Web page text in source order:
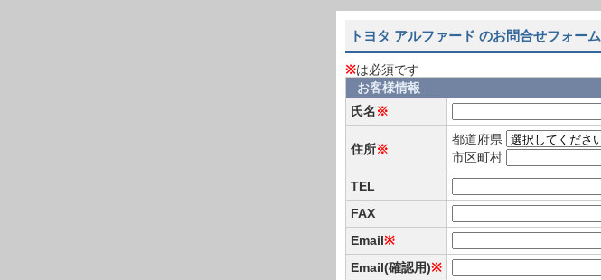
トヨタ アルファード のお問合せフォーム
※は必須です
お客様情報
氏名※
住所※
都道府県
市区町村
TEL
FAX
Email※
Email(確認用)※